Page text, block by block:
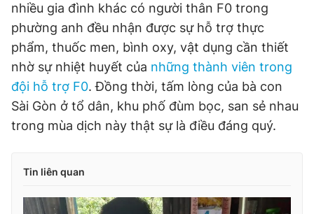
nhiều gia đình khác có người thân F0 trong
phường anh đều nhận được sự hỗ trợ thực
phẩm, thuốc men, bình oxy, vật dụng cần thiết
nhờ sự nhiệt huyết của những thành viên trong
đội hỗ trợ F0. Đồng thời, tấm lòng của bà con
Sài Gòn ở tổ dân, khu phố đùm bọc, san sẻ nhau
trong mùa dịch này thật sự là điều đáng quý.
Tin liên quan